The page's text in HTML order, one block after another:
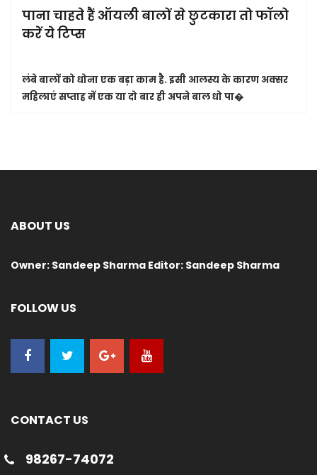
पाना चाहते हैं ऑयली बालों से छुटकारा तो फॉलो
करें ये टिप्स
लंबे बालों को धोना एक बड़ा काम है. इसी आलस्य के कारण अक्सर
महिलाएं सप्ताह में एक या दो बार ही अपने बाल धो पा�
ABOUT US
Owner: Sandeep Sharma Editor: Sandeep Sharma
FOLLOW US
CONTACT US
98267-74072